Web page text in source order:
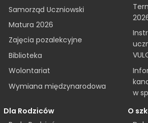
O
Samorząd Uczniowski
Matura 2026
Zajęcia pozalekcyjne
Biblioteka
Wolontariat
Wymiana międzynarodowa
Dla Rodziców
w